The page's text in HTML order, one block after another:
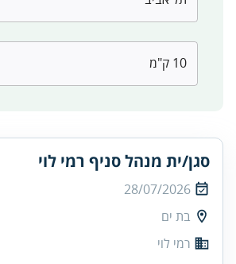
סגן/ית מנהל סניף רמי לוי
28/07/2026
בת ים
רמי לוי